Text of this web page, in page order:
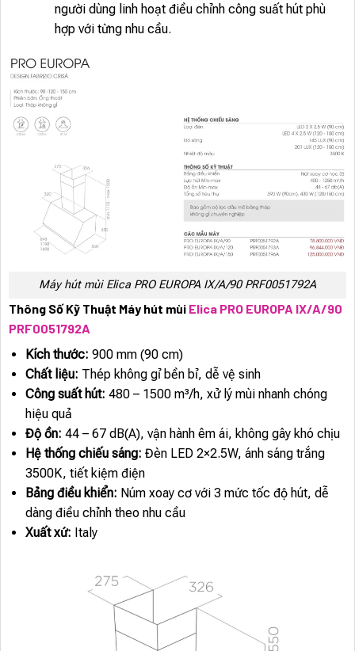
người dùng linh hoạt điều chỉnh công suất hút phù
hợp với từng nhu cầu.
Máy hút mùi Elica PRO EUROPA IX/A/90 PRF0051792A
Thông Số Kỹ Thuật Máy hút mùi Elica PRO EUROPA IX/A/90
PRF0051792A
Kích thước: 900 mm (90 cm)
Chất liệu: Thép không gỉ bền bỉ, dễ vệ sinh
Công suất hút: 480 – 1500 m³/h, xử lý mùi nhanh chóng
hiệu quả
Độ ồn: 44 – 67 dB(A), vận hành êm ái, không gây khó chịu
Hệ thống chiếu sáng: Đèn LED 2×2.5W, ánh sáng trắng
3500K, tiết kiệm điện
Bảng điều khiển: Núm xoay cơ với 3 mức tốc độ hút, dễ
dàng điều chỉnh theo nhu cầu
Xuất xứ: Italy